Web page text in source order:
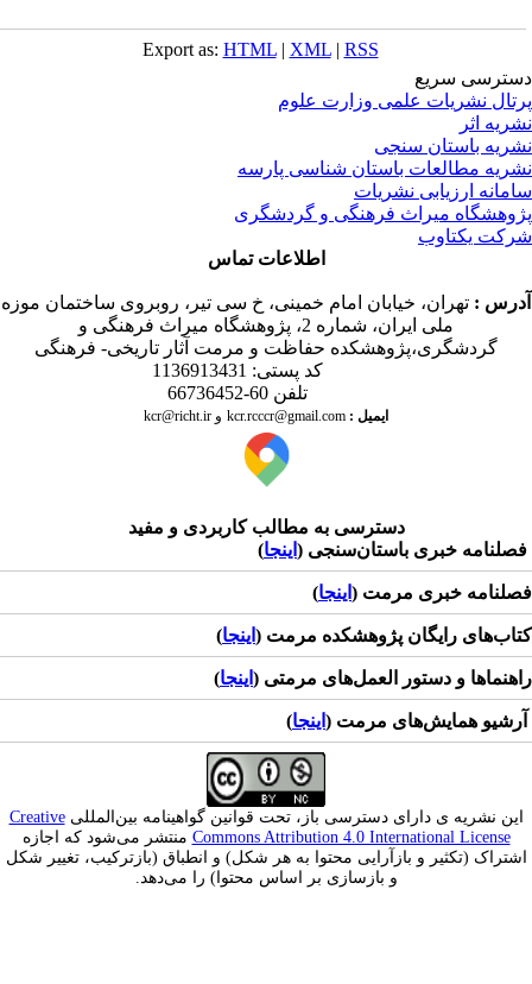
Export as:HTML |XML |RSS
سریع
نشریات علمی وزارت علوم
اثر
باستان سنجی
مطالعات باستان شناسی پارسه
ارزیابی نشریات
میراث فرهنگی و گردشگری
یکتاوب
اطلاعات تماس
: تهران، خیابان امام خمینی، خ سی تیر، روبروی ساختمان موزه
ملی ایران، شماره 2، پژوهشگاه میراث فرهنگی و
گردشگری،پژوهشکده حفاظت و مرمت آثار تاریخی- فرهنگی
کد پستی: 1136913431
تلفن 60-66736452
ایمیل:
kcr@richt.ir و kcr.rcccr@gmail.com
دسترسی به مطالب کاربردی و مفید
خبری باستان‌سنجی ( اینجا)
خبری مرمت ( اینجا)
رایگان پژوهشکده مرمت ( اینجا)
و دستور العمل‌های مرمتی ( اینجا)
همایش‌های مرمت ( اینجا)
نشریه ی دارای دسترسی باز، تحت قوانین گواهینامه بین‌المللی Creative
Commons Attribution 4.0 International Licenseمنتشر می‌شود که اجازه
(تکثیر و بازآرایی محتوا به هر شکل) و انطباق (بازترکیب، تغییر شکل
و بازسازی بر اساس محتوا) را می‌دهد.